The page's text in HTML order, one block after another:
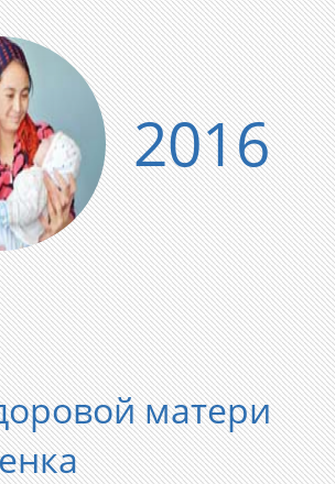
2016
матери